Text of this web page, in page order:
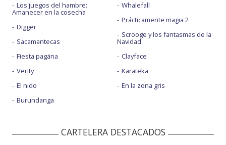
Los juegos del hambre:
Amanecer en la cosecha
Digger
Sacamantecas
Fiesta pagäna
Verity
El nido
Burundanga
Whalefall
Prácticamente magia 2
Scrooge y los fantasmas de la
Navidad
Clayface
Karateka
En la zona gris
CARTELERA DESTACADOS